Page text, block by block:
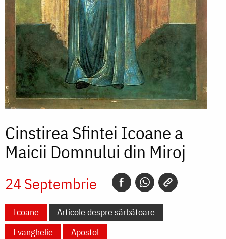
Cinstirea Sfintei Icoane a
Maicii Domnului din Miroj
24 Septembrie
Icoane
Articole despre sărbătoare
Evanghelie
Apostol